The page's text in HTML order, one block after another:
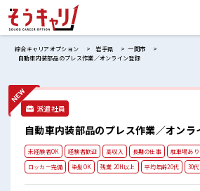
綜合キャリアオプション 岩手県
一関市
自動車内装部品のプレス作業／オンライン登録
派遣社員
自動車内装部品のプレス作業／オンラ
未経験者OK 経験者歓迎 高収入 長期の仕事 駐車場あり
ロッカー完備
染髪OK 残業 20H以上 平均年齢20代 30